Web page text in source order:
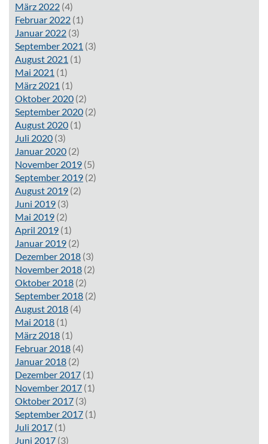
März 2022 (4)
Februar 2022 (1)
Januar 2022 (3)
September 2021 (3)
August 2021 (1)
Mai 2021 (1)
März 2021 (1)
Oktober 2020 (2)
September 2020 (2)
August 2020 (1)
Juli 2020 (3)
Januar 2020 (2)
November 2019 (5)
September 2019 (2)
August 2019 (2)
Juni 2019 (3)
Mai 2019 (2)
April 2019 (1)
Januar 2019 (2)
Dezember 2018 (3)
November 2018 (2)
Oktober 2018 (2)
September 2018 (2)
August 2018 (4)
Mai 2018 (1)
März 2018 (1)
Februar 2018 (4)
Januar 2018 (2)
Dezember 2017 (1)
November 2017 (1)
Oktober 2017 (3)
September 2017 (1)
Juli 2017 (1)
Juni 2017 (3)